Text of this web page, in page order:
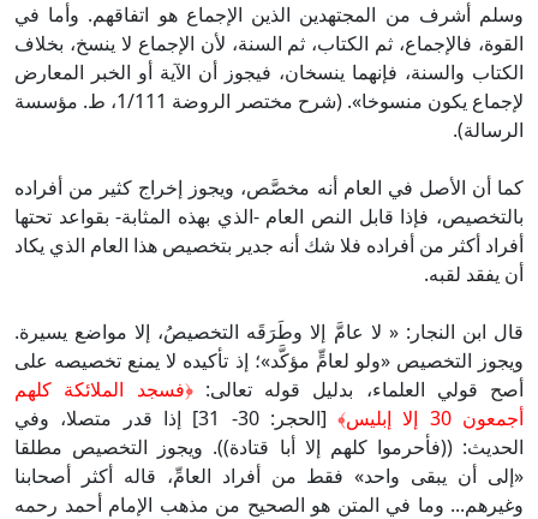
وسلم أشرف من المجتهدين الذين الإجماع هو اتفاقهم. وأما في
القوة، فالإجماع، ثم الكتاب، ثم السنة، لأن الإجماع لا ينسخ، بخلاف
الكتاب والسنة، فإنهما ينسخان، فيجوز أن الآية أو الخبر المعارض
لإجماع يكون منسوخا». (شرح مختصر الروضة 1/111، ط. مؤسسة
الرسالة).
كما أن الأصل في العام أنه مخصَّص، ويجوز إخراج كثير من أفراده
بالتخصيص، فإذا قابل النص العام -الذي بهذه المثابة- بقواعد تحتها
أفراد أكثر من أفراده فلا شك أنه جدير بتخصيص هذا العام الذي يكاد
أن يفقد لقبه.
قال ابن النجار: « لا عامَّ إلا وطَرَقَه التخصيصُ، إلا مواضع يسيرة.
ويجوز التخصيص «ولو لعامٍّ مؤكَّد»؛ إذ تأكيده لا يمنع تخصيصه على
أصح قولي العلماء، بدليل قوله تعالى:﴿فسجد الملائكة كلهم
أجمعون 30 إلا إبليس﴾
[الحجر: 30- 31] إذا قدر متصلا، وفي
الحديث: ((فأحرموا كلهم إلا أبا قتادة)). ويجوز التخصيص مطلقا
«إلى أن يبقى واحد» فقط من أفراد العامِّ، قاله أكثر أصحابنا
وغيرهم... وما في المتن هو الصحيح من مذهب الإمام أحمد رحمه